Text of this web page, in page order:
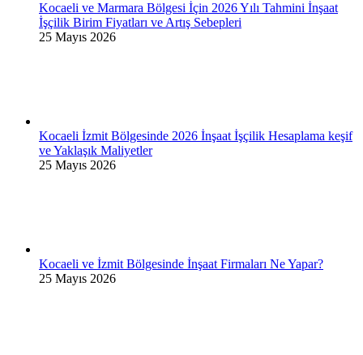
Kocaeli ve Marmara Bölgesi İçin 2026 Yılı Tahmini İnşaat
İşçilik Birim Fiyatları ve Artış Sebepleri
25 Mayıs 2026
Kocaeli İzmit Bölgesinde 2026 İnşaat İşçilik Hesaplama keşif
ve Yaklaşık Maliyetler
25 Mayıs 2026
Kocaeli ve İzmit Bölgesinde İnşaat Firmaları Ne Yapar?
25 Mayıs 2026